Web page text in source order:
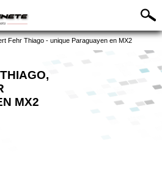
Fehr Thiago - unique Paraguayen en MX2
MX2